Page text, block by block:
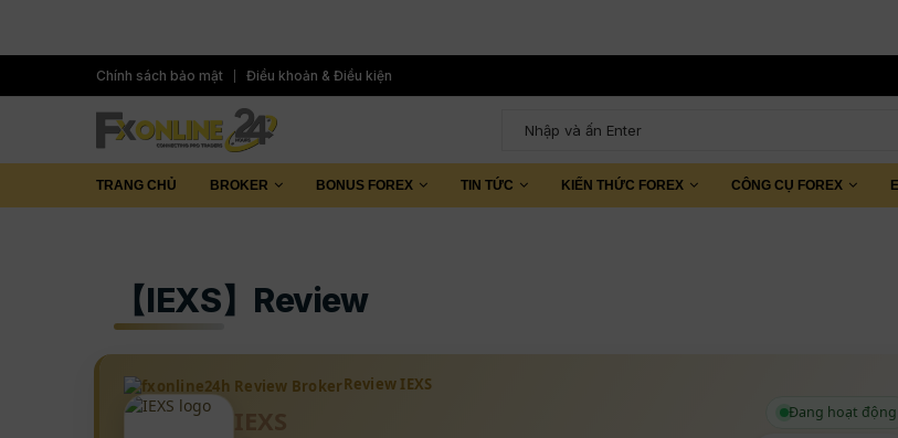
Chính sách bảo mật Điều khoản & Điều kiện
TRANG CHỦ BROKER BONUS FOREX TIN TỨC KIẾN THỨC FOREX CÔNG CỤ FOREX
【IEXS】Review
Review IEXS
Đang hoạt động